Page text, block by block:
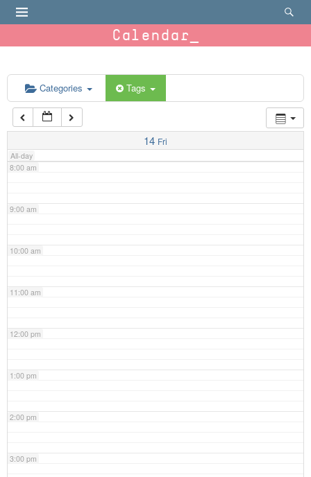
Calendar
Categories Tags
14 Fri
All-day
6:00 am
7:00 am
8:00 am
9:00 am
10:00 am
11:00 am
12:00 pm
1:00 pm
2:00 pm
3:00 pm